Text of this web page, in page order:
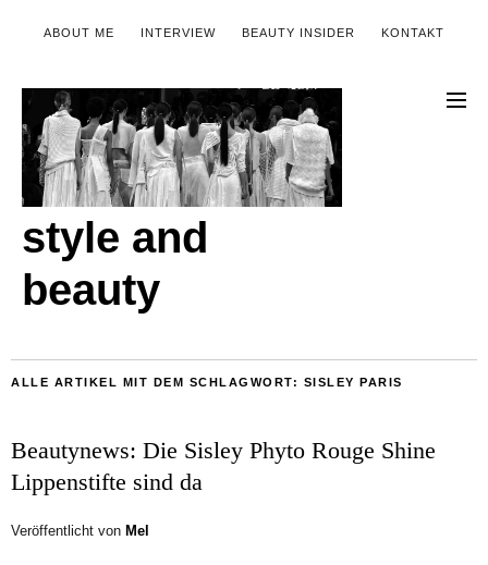
ABOUT ME INTERVIEW BEAUTY INSIDER KONTAKT
style and
beauty
ALLE ARTIKEL MIT DEM SCHLAGWORT: SISLEY PARIS
Beautynews: Die Sisley Phyto Rouge Shine
Lippenstifte sind da
Veröffentlicht von Mel